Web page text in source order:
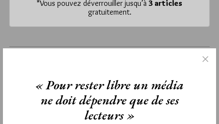
*Vous pouvez déverrouiller jusqu’à 3 articles
gratuitement.
Aucun commentaire
Étiquettes :Comité Laïcité République ,Dreux ,Gilbert Abergel
« Pour rester libre un média
ne doit dépendre que de ses
lecteurs »